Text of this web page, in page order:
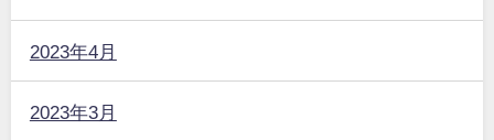
2023年4月
2023年3月